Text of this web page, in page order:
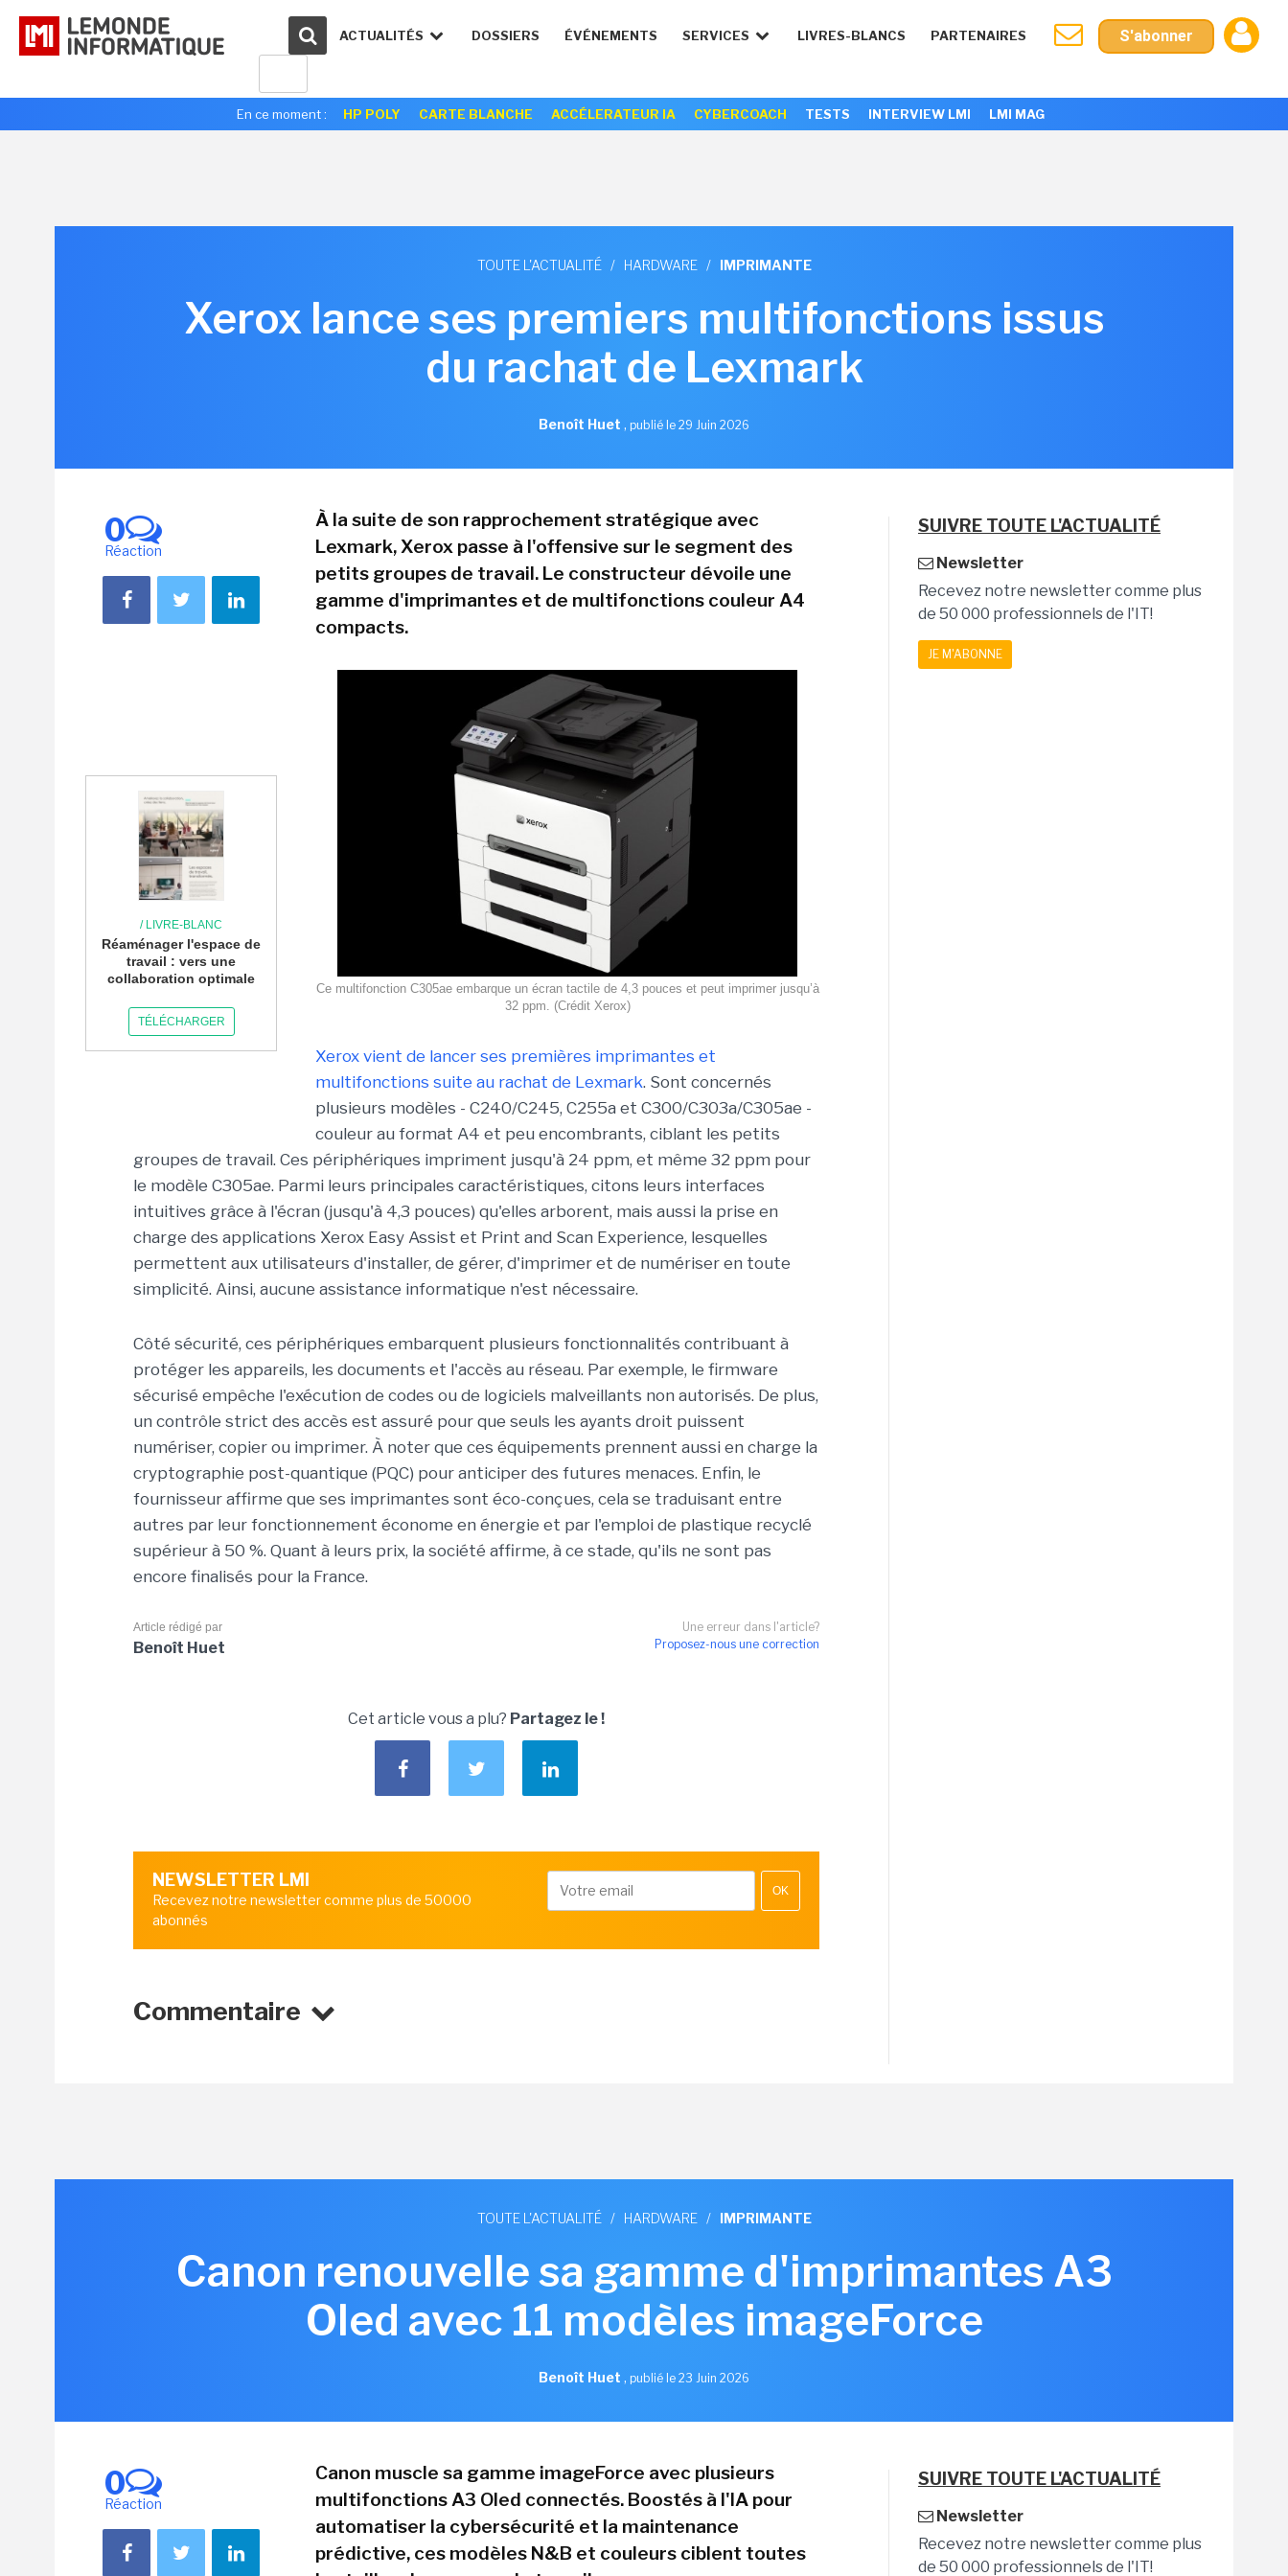
ACTUALITÉS DOSSIERS ÉVÉNEMENTS SERVICES LIVRES-BLANCS PARTENAIRES S'abonner
En ce moment : HP POLY CARTE BLANCHE ACCÉLERATEUR IA CYBERCOACH TESTS INTERVIEW LMI LMI MAG
TOUTE L'ACTUALITÉ / HARDWARE / IMPRIMANTE
Xerox lance ses premiers multifonctions issus
du rachat de Lexmark
Benoît Huet , publié le 29 Juin 2026
0
Réaction
/ LIVRE-BLANC
Réaménager l'espace de
travail : vers une
collaboration optimale
TÉLÉCHARGER
À la suite de son rapprochement stratégique avec
Lexmark, Xerox passe à l'offensive sur le segment des
petits groupes de travail. Le constructeur dévoile une
gamme d'imprimantes et de multifonctions couleur A4
compacts.
Ce multifonction C305ae embarque un écran tactile de 4,3 pouces et peut imprimer jusqu’à
32 ppm. (Crédit Xerox)
Xerox vient de lancer ses premières imprimantes et
multifonctions suite au rachat de Lexmark. Sont concernés
plusieurs modèles - C240/C245, C255a et C300/C303a/C305ae -
couleur au format A4 et peu encombrants, ciblant les petits
groupes de travail. Ces périphériques impriment jusqu'à 24 ppm, et même 32 ppm pour
le modèle C305ae. Parmi leurs principales caractéristiques, citons leurs interfaces
intuitives grâce à l'écran (jusqu'à 4,3 pouces) qu'elles arborent, mais aussi la prise en
charge des applications Xerox Easy Assist et Print and Scan Experience, lesquelles
permettent aux utilisateurs d'installer, de gérer, d'imprimer et de numériser en toute
simplicité. Ainsi, aucune assistance informatique n'est nécessaire.
Côté sécurité, ces périphériques embarquent plusieurs fonctionnalités contribuant à
protéger les appareils, les documents et l'accès au réseau. Par exemple, le firmware
sécurisé empêche l'exécution de codes ou de logiciels malveillants non autorisés. De plus,
un contrôle strict des accès est assuré pour que seuls les ayants droit puissent
numériser, copier ou imprimer. À noter que ces équipements prennent aussi en charge la
cryptographie post-quantique (PQC) pour anticiper des futures menaces. Enfin, le
fournisseur affirme que ses imprimantes sont éco-conçues, cela se traduisant entre
autres par leur fonctionnement économe en énergie et par l'emploi de plastique recyclé
supérieur à 50 %. Quant à leurs prix, la société affirme, à ce stade, qu'ils ne sont pas
encore finalisés pour la France.
Une erreur dans l'article?
Proposez-nous une correction
Article rédigé par
Benoît Huet
Cet article vous a plu? Partagez le !
NEWSLETTER LMI
Recevez notre newsletter comme plus de 50000
abonnés
OK
Commentaire
SUIVRE TOUTE L'ACTUALITÉ
Newsletter
Recevez notre newsletter comme plus
de 50 000 professionnels de l'IT!
JE M'ABONNE
TOUTE L'ACTUALITÉ / HARDWARE / IMPRIMANTE
Canon renouvelle sa gamme d'imprimantes A3
Oled avec 11 modèles imageForce
Benoît Huet , publié le 23 Juin 2026
0
Réaction
Canon muscle sa gamme imageForce avec plusieurs
multifonctions A3 Oled connectés. Boostés à l'IA pour
automatiser la cybersécurité et la maintenance
prédictive, ces modèles N&B et couleurs ciblent toutes
SUIVRE TOUTE L'ACTUALITÉ
Newsletter
Recevez notre newsletter comme plus
de 50 000 professionnels de l'IT!